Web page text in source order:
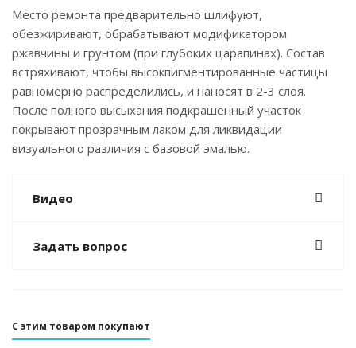
Место ремонта предварительно шлифуют,
обезжиривают, обрабатывают модификатором
ржавчины и грунтом (при глубоких царапинах). Состав
встряхивают, чтобы высокпигментированные частицы
равномерно распределились, и наносят в 2-3 слоя.
После полного высыхания подкрашенный участок
покрывают прозрачным лаком для ликвидации
визуального различия с базовой эмалью.
Видео
Задать вопрос
С этим товаром покупают